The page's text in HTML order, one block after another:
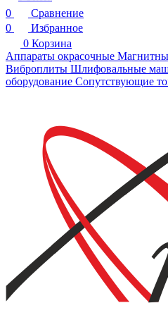
0
Сравнение
0
Избранное
0 Корзина
Аппараты окрасочные
Виброплиты Шлифовальные
оборудование Сопутствующие